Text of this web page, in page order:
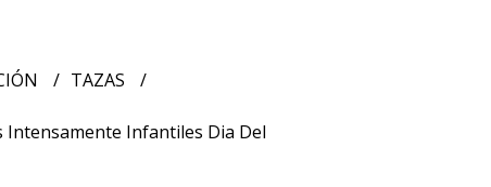
TAZAS
Intensamente Infantiles Dia Del